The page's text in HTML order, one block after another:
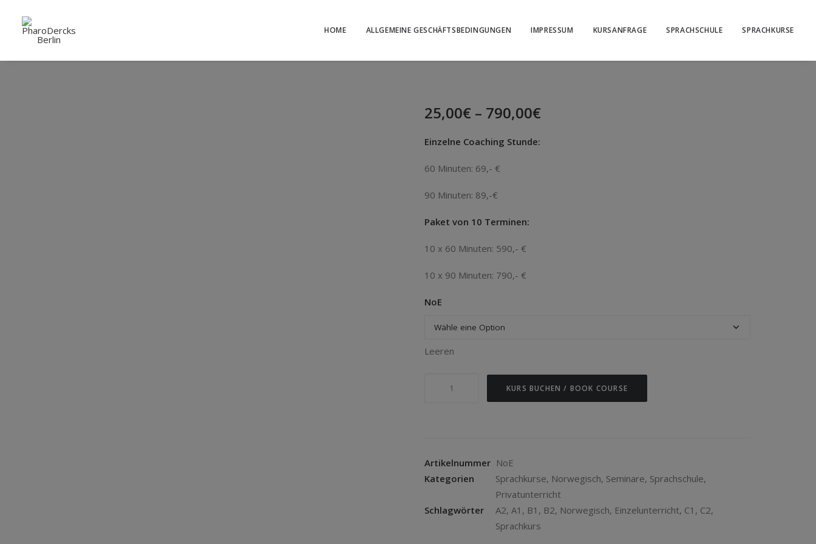
HOME ALLGEMEINE GESCHÄFTSBEDINGUNGEN IMPRESSUM KURSANFRAGE SPRACHSCHULE SPRACHKURSE
25,00€ – 790,00€
Einzelne Coaching Stunde:
60 Minuten: 69,- €
90 Minuten: 89,-€
Paket von 10 Terminen:
10 x 60 Minuten: 590,- €
10 x 90 Minuten: 790,- €
NoE
Leeren
KURS BUCHEN / BOOK COURSE
Artikelnummer NoE
Kategorien
Sprachkurse, Norwegisch, Seminare, Sprachschule,
Privatunterricht
Schlagwörter
A2, A1 , B1 , B2, Norwegisch, Einzelunterricht, C1 , C2,
Sprachkurs